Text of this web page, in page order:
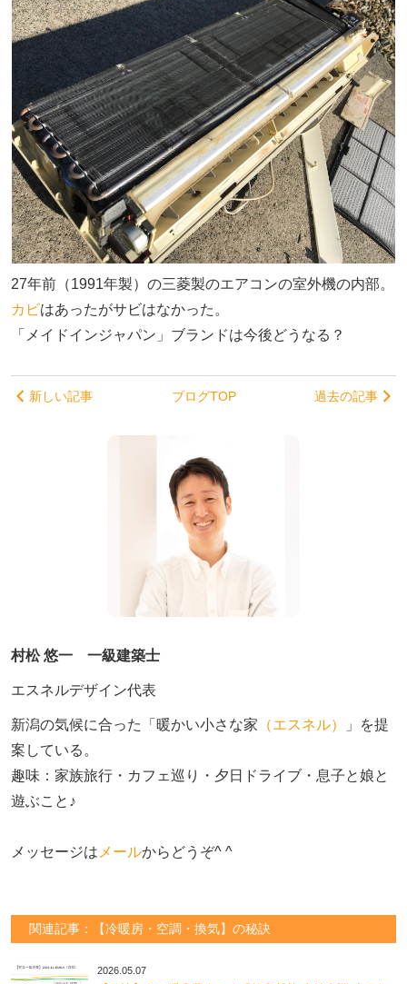
27年前（1991年製）の三菱製のエアコンの室外機の内部。
カビはあったがサビはなかった。
「メイドインジャパン」ブランドは今後どうなる？
新しい記事 ブログTOP 過去の記事
村松 悠一 一級建築士
エスネルデザイン代表
新潟の気候に合った「暖かい小さな家 （エスネル）
」を提
案している。
趣味：家族旅行・カフェ巡り・夕日ドライブ・息子と娘と
遊ぶこと♪
メッセージは メールからどうぞ^ ^
関連記事：【冷暖房・空調・換気】の秘訣
2026.05.07